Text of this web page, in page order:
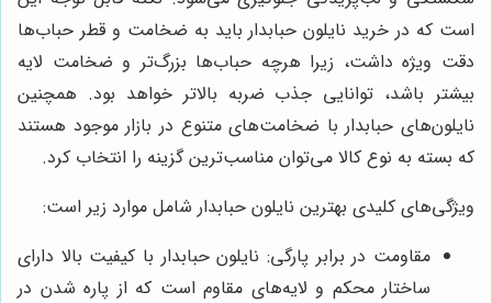
است که در خرید نایلون حبابدار باید به ضخامت و قطر حباب‌ها
دقت ویژه داشت، زیرا هرچه حباب‌ها بزرگ‌تر و ضخامت لایه
بیشتر باشد، توانایی جذب ضربه بالاتر خواهد بود. همچنین
نایلون‌های حبابدار با ضخامت‌های متنوع در بازار موجود هستند
که بسته به نوع کالا می‌توان مناسب‌ترین گزینه را انتخاب کرد.
ویژگی‌های کلیدی بهترین نایلون حبابدار شامل موارد زیر است:
مقاومت در برابر پارگی: نایلون حبابدار با کیفیت بالا دارای
ساختار محکم و لایه‌های مقاوم است که از پاره شدن در